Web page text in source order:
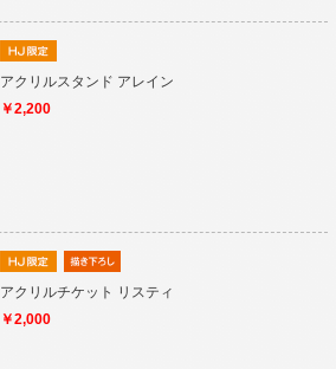
アクリルスタンド アレイン
￥2,200
アクリルチケット リスティ
￥2,000